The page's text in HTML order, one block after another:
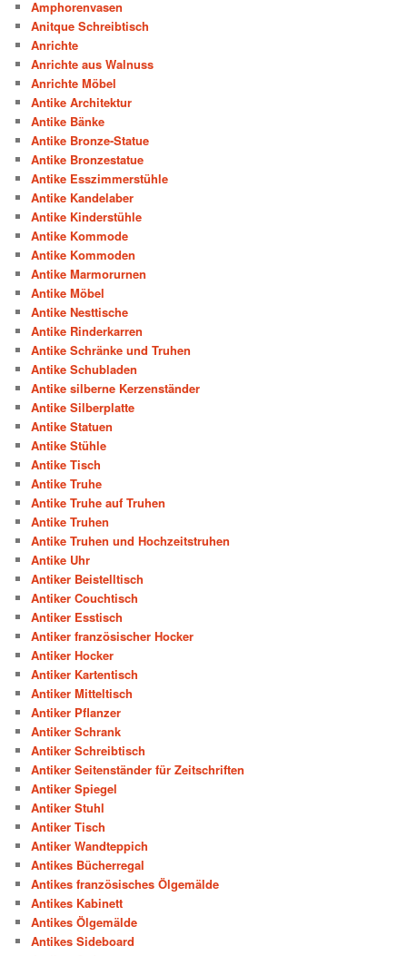
Amphorenvasen
Anitque Schreibtisch
Anrichte
Anrichte aus Walnuss
Anrichte Möbel
Antike Architektur
Antike Bänke
Antike Bronze-Statue
Antike Bronzestatue
Antike Esszimmerstühle
Antike Kandelaber
Antike Kinderstühle
Antike Kommode
Antike Kommoden
Antike Marmorurnen
Antike Möbel
Antike Nesttische
Antike Rinderkarren
Antike Schränke und Truhen
Antike Schubladen
Antike silberne Kerzenständer
Antike Silberplatte
Antike Statuen
Antike Stühle
Antike Tisch
Antike Truhe
Antike Truhe auf Truhen
Antike Truhen
Antike Truhen und Hochzeitstruhen
Antike Uhr
Antiker Beistelltisch
Antiker Couchtisch
Antiker Esstisch
Antiker französischer Hocker
Antiker Hocker
Antiker Kartentisch
Antiker Mitteltisch
Antiker Pflanzer
Antiker Schrank
Antiker Schreibtisch
Antiker Seitenständer für Zeitschriften
Antiker Spiegel
Antiker Stuhl
Antiker Tisch
Antiker Wandteppich
Antikes Bücherregal
Antikes französisches Ölgemälde
Antikes Kabinett
Antikes Ölgemälde
Antikes Sideboard